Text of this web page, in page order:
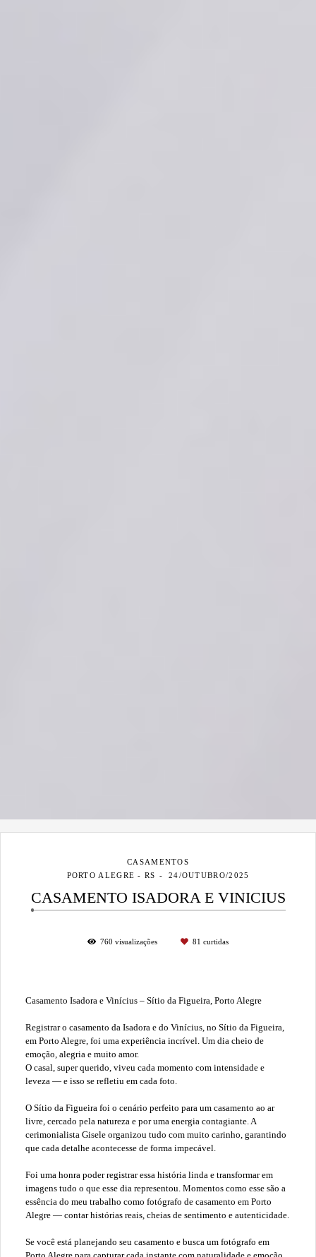
CASAMENTOS
PORTO ALEGRE - RS
24/OUTUBRO/2025
CASAMENTO ISADORA E VINICIUS
760 visualizações 81 curtidas
Casamento Isadora e Vinícius – Sítio da Figueira, Porto Alegre
Registrar o casamento da Isadora e do Vinícius, no Sítio da Figueira,
em Porto Alegre, foi uma experiência incrível. Um dia cheio de
emoção, alegria e muito amor.
O casal, super querido, viveu cada momento com intensidade e
leveza — e isso se refletiu em cada foto.
O Sítio da Figueira foi o cenário perfeito para um casamento ao ar
livre, cercado pela natureza e por uma energia contagiante. A
cerimonialista Gisele organizou tudo com muito carinho, garantindo
que cada detalhe acontecesse de forma impecável.
Foi uma honra poder registrar essa história linda e transformar em
imagens tudo o que esse dia representou. Momentos como esse são a
essência do meu trabalho como fotógrafo de casamento em Porto
Alegre — contar histórias reais, cheias de sentimento e autenticidade.
Se você está planejando seu casamento e busca um fotógrafo em